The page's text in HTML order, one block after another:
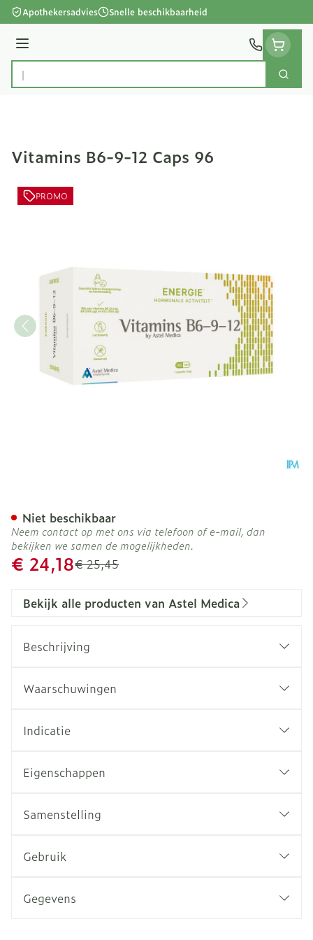
Ga naar de inhoud
Apothekersadvies Snelle beschikbaarheid
Menu
Product, merk, categorie...
Zoek
Vitamins B6-9-12 Caps 96
PROMO
Adviesprijs
€ 25,45
Promotie prijs
€ 24,18
Niet beschikbaar
Neem contact op met ons via telefoon of e-mail, dan
bekijken we samen de mogelijkheden.
Bekijk alle producten van Astel Medica
Beschrijving
Waarschuwingen
Indicatie
Eigenschappen
Samenstelling
Gebruik
Gegevens